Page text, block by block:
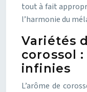
tout à fait
l’harmonie du
Variétés
corossol
infinies
L’arôme de